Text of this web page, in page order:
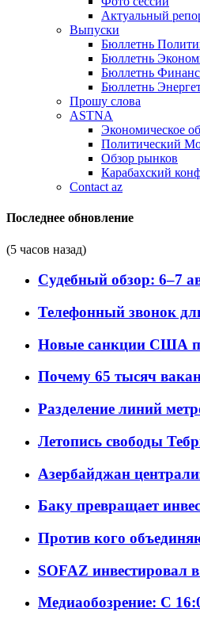
Актуальный
Выпуски
Бюллетнь
Бюллетнь
Бюллетнь
Бюллетнь
Прошу слова
ASTNA
Экономическое
Политический
Обзор рынков
Карабахский
Contact az
Последнее обновление
(5 часов назад)
Судебный обзор: 6–7
Телефонный звонок
Новые санкции США
Почему 65 тысяч
Разделение линий
Летопись свободы
Азербайджан
Баку превращает
Против кого
SOFAZ инвестировал
Медиаобозрение: С